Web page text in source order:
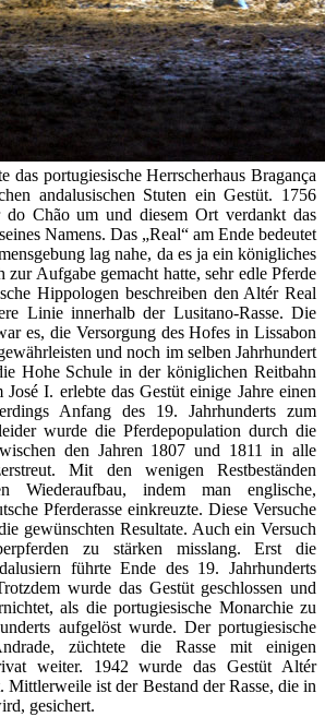
das portugiesische Herrscherhaus Bragança
andalusischen Stuten ein Gestüt. 1756
do Chão um und diesem Ort verdankt das
Namens. Das „Real“ am Ende bedeutet
lag nahe, da es ja ein königliches
zur Aufgabe gemacht hatte, sehr edle Pferde
Hippologen beschreiben den Altér Real
Linie innerhalb der Lusitano-Rasse. Die
es, die Versorgung des Hofes in Lissabon
und noch im selben Jahrhundert
Hohe Schule in der königlichen Reitbahn
I. erlebte das Gestüt einige Jahre einen
Anfang des 19. Jahrhunderts zum
wurde die Pferdepopulation durch die
den Jahren 1807 und 1811 in alle
Mit den wenigen Restbeständen
Wiederaufbau, indem man englische,
Pferderasse einkreuzte. Diese Versuche
gewünschten Resultate. Auch ein Versuch
zu stärken misslang. Erst die
führte Ende des 19. Jahrhunderts
wurde das Gestüt geschlossen und
als die portugiesische Monarchie zu
aufgelöst wurde. Der portugiesische
züchtete die Rasse mit einigen
weiter. 1942 wurde das Gestüt Altér
Mittlerweile ist der Bestand der Rasse, die in
gesichert.